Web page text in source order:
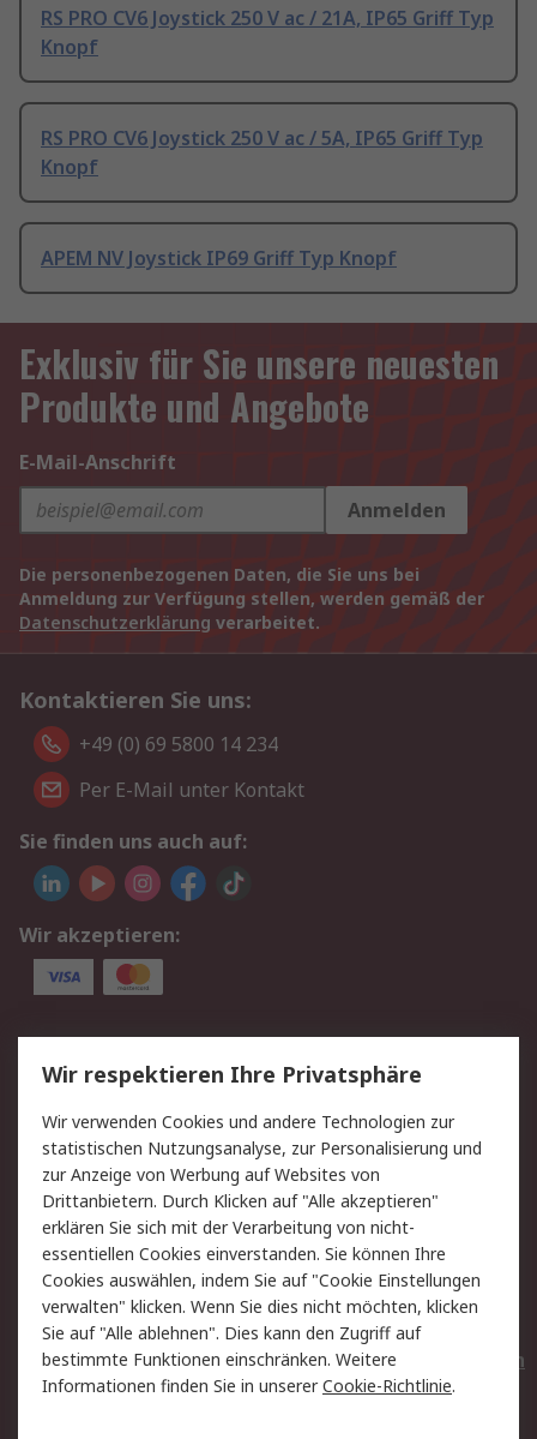
RS PRO CV6 Joystick 250 V ac / 21A, IP65 Griff Typ
Knopf
RS PRO CV6 Joystick 250 V ac / 5A, IP65 Griff Typ
Knopf
APEM NV Joystick IP69 Griff Typ Knopf
Exklusiv für Sie unsere neuesten
Produkte und Angebote
E-Mail-Anschrift
Anmelden
Die personenbezogenen Daten, die Sie uns bei
Anmeldung zur Verfügung stellen, werden gemäß der
Datenschutzerklärung verarbeitet.
Kontaktieren Sie uns:
+49 (0) 69 5800 14 234
Per E-Mail unter Kontakt
Sie finden uns auch auf:
Wir akzeptieren:
Service
Value Added Services
Lieferlösungen
Rücksendungen
Kontakt
Hilfe
Privatkunden
Rechtliches
AGB
Datenschutz
Cookie-Richtlinie
Zahlungsbedingungen
Copyright/Impressum
Entsorgung
Elektrogeräte/Batterien
Wir respektieren Ihre Privatsphäre
Wir verwenden Cookies und andere Technologien zur
statistischen Nutzungsanalyse, zur Personalisierung und
zur Anzeige von Werbung auf Websites von
Drittanbietern. Durch Klicken auf "Alle akzeptieren"
erklären Sie sich mit der Verarbeitung von nicht-
essentiellen Cookies einverstanden. Sie können Ihre
Cookies auswählen, indem Sie auf "Cookie Einstellungen
verwalten" klicken. Wenn Sie dies nicht möchten, klicken
Sie auf "Alle ablehnen". Dies kann den Zugriff auf
bestimmte Funktionen einschränken. Weitere
Informationen finden Sie in unsererCookie-Richtlinie.